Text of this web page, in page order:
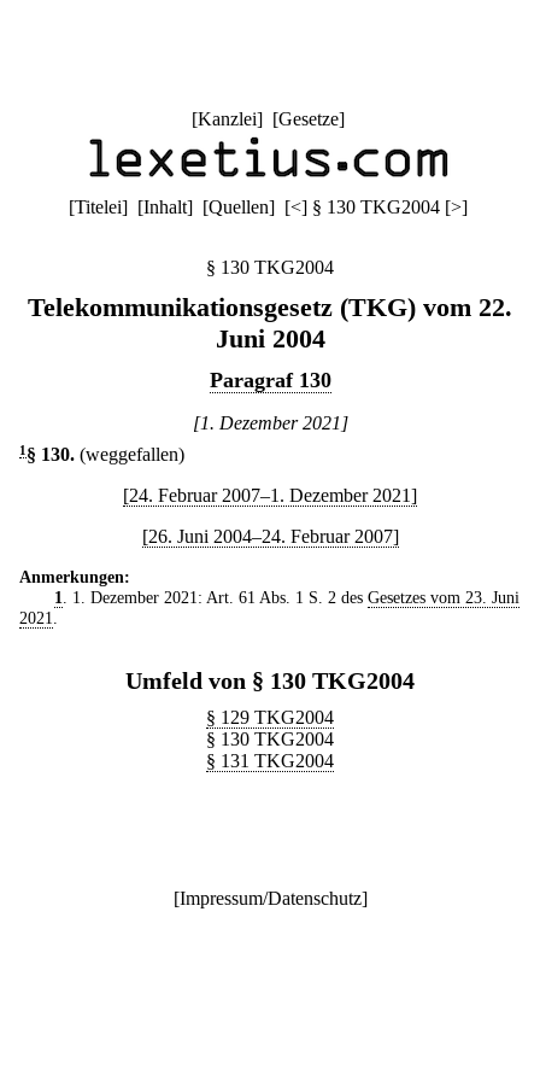
[Kanzlei] [Gesetze]
[Titelei] [Inhalt] [Quellen] [<] § 130 TKG2004 [>]
§ 130 TKG2004
Telekommunikationsgesetz (TKG) vom 22.
Juni 2004
Paragraf 130
[1. Dezember 2021]
1 § 130. (weggefallen)
[24. Februar 2007–1. Dezember 2021]
[26. Juni 2004–24. Februar 2007]
Anmerkungen:
1
. 1. Dezember 2021: Art. 61 Abs. 1 S. 2 des Gesetzes vom 23. Juni
2021
Umfeld von § 130 TKG2004
§ 129 TKG2004
§ 130 TKG2004
§ 131 TKG2004
[Impressum/Datenschutz]